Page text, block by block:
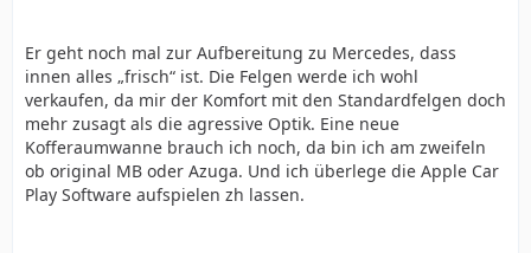
Er geht noch mal zur Aufbereitung zu Mercedes, dass
innen alles „frisch“ ist. Die Felgen werde ich wohl
verkaufen, da mir der Komfort mit den Standardfelgen doch
mehr zusagt als die agressive Optik. Eine neue
Kofferaumwanne brauch ich noch, da bin ich am zweifeln
ob original MB oder Azuga. Und ich überlege die Apple Car
Play Software aufspielen zh lassen.